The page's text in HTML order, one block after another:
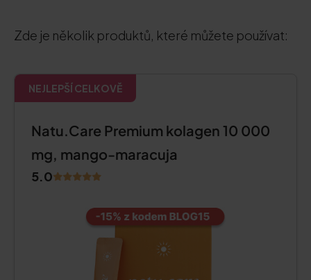
Zde je několik produktů, které můžete používat:
NEJLEPŠÍ CELKOVĚ
Natu.Care Premium kolagen 10 000
mg, mango-maracuja
5.0